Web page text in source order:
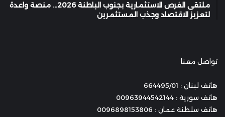
ملتقى الفرص الاستثمارية بجنوب الباطنة 2026… منصة واعدة
لتعزيز الاقتصاد وجذب المستثمرين
تواصل معنا
هاتف لبنان : 664495/01
هاتف سورية : 00963944542144
هاتف سلطنة عمان : 0096898153806